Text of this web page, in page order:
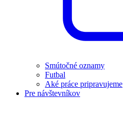
Smútočné oznamy
Futbal
Aké práce pripravujeme
Pre návštevníkov